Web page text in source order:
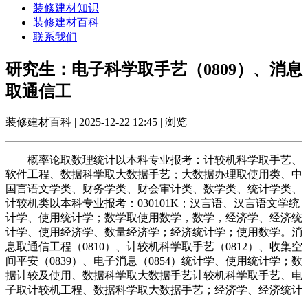
装修建材知识
装修建材百科
联系我们
研究生：电子科学取手艺（0809）、消息
取通信工
装修建材百科 | 2025-12-22 12:45 | 浏览
概率论取数理统计以本科专业报考：计较机科学取手艺、
软件工程、数据科学取大数据手艺；大数据办理取使用类、中
国言语文学类、财务学类、财会审计类、数学类、统计学类、
计较机类以本科专业报考：030101K；汉言语、汉言语文学统
计学、使用统计学；数学取使用数学，数学，经济学、经济统
计学、使用经济学、数量经济学；经济统计学；使用数学。消
息取通信工程（0810）、计较机科学取手艺（0812）、收集空
间平安（0839）、电子消息（0854）统计学、使用统计学；数
据计较及使用、数据科学取大数据手艺计较机科学取手艺、电
子取计较机工程、数据科学取大数据手艺；经济学、经济统计